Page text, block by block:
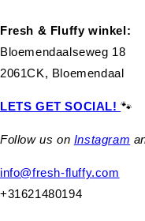
Fresh & Fluffy winkel:
Bloemendaalseweg 18
2061CK, Bloemendaal
LETS GET SOCIAL!🐾
Follow us on Instagram
info@fresh-fluffy.com
+31621480194